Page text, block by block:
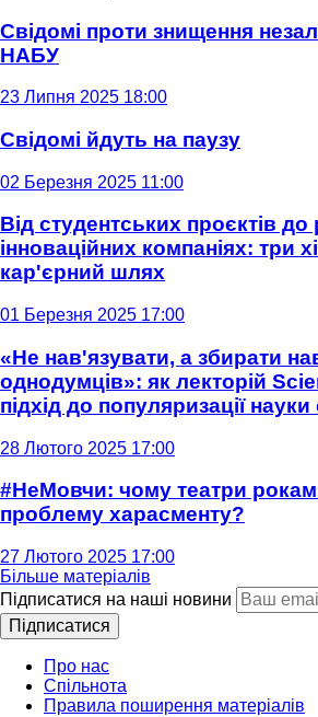
Свідомі проти знищення
НАБУ
23 Липня 2025 18:00
Свідомі йдуть на паузу
02 Березня 2025 11:00
Від студентських проєктів
інноваційних компаніях: три
кар'єрний шлях
01 Березня 2025 17:00
«Не нав'язувати, а збирати
однодумців»: як лекторій
підхід до популяризації
28 Лютого 2025 17:00
#НеМовчи: чому театри
проблему харасменту?
27 Лютого 2025 17:00
Більше матеріалів
Підписатися на наші новини
Підписатися
Про нас
Спільнота
Правила поширення матеріалів